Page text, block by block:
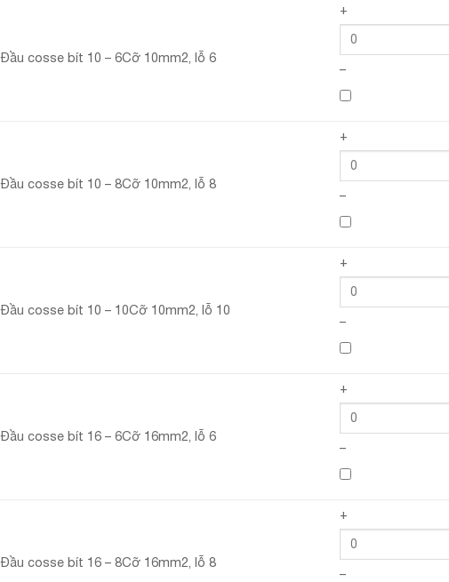
Đầu cosse bít 10 – 6Cỡ 10mm2, lỗ 6
+
–
Đầu cosse bít 10 – 8Cỡ 10mm2, lỗ 8
+
–
Đầu cosse bít 10 – 10Cỡ 10mm2, lỗ 10
+
–
Đầu cosse bít 16 – 6Cỡ 16mm2, lỗ 6
+
–
Đầu cosse bít 16 – 8Cỡ 16mm2, lỗ 8
+
–